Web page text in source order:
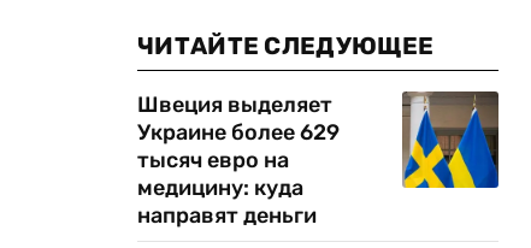
ЧИТАЙТЕ СЛЕДУЮЩЕЕ
Швеция выделяет
Украине более 629
тысяч евро на
медицину: куда
направят деньги